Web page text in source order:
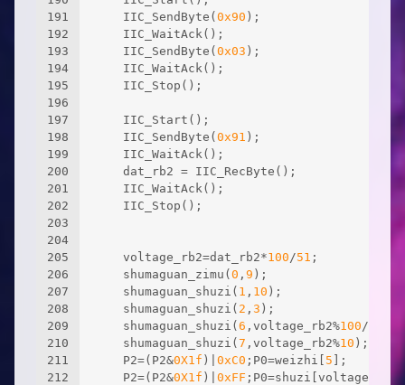
191
192
193
194
195
196
197
198
199
200
201
202
203
204
205
206
207
208
209
210
211
212
	IIC_SendByte(
0x90
	IIC_SendByte(
0x03 );
	IIC_SendByte(
0x91
	voltage_rb2=dat_rb2*
100/51 ;
	shumaguan_zimu(
0 , 9 );
	shumaguan_shuzi(
1 , 10 );
	shumaguan_shuzi(
2 , 3 );
	shumaguan_shuzi(
6 ,voltage_rb2%100/
	shumaguan_shuzi(
7 ,voltage_rb2%10 );
	P2=(P2&
0X1f )| 0xC0 ;P0=weizhi[ 5 ];
	P2=(P2&
0X1f )| 0xFF ;P0=shuzi[voltage_rb2/